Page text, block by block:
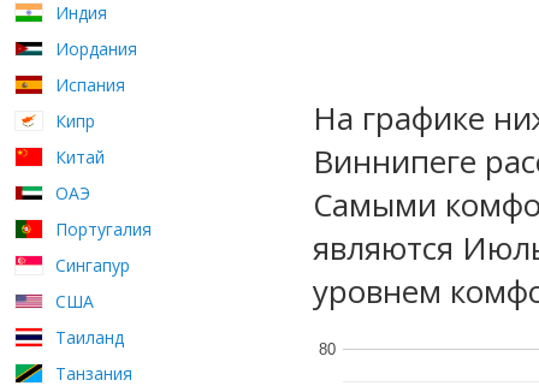
Индия
Иордания
Испания
Кипр
Китай
ОАЭ
Португалия
Сингапур
США
Таиланд
Танзания
На графике
Виннипеге
Самыми
являются
уровнем
80